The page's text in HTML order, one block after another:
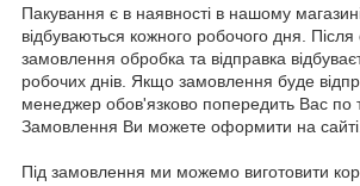
Пакування є в наявності в нашому
відбуваються кожного робочого дня.
замовлення обробка та відправка
робочих днів. Якщо замовлення буде
менеджер обов'язково попередить Вас по
Замовлення Ви можете оформити на сайті.
Під замовлення ми можемо виготовити